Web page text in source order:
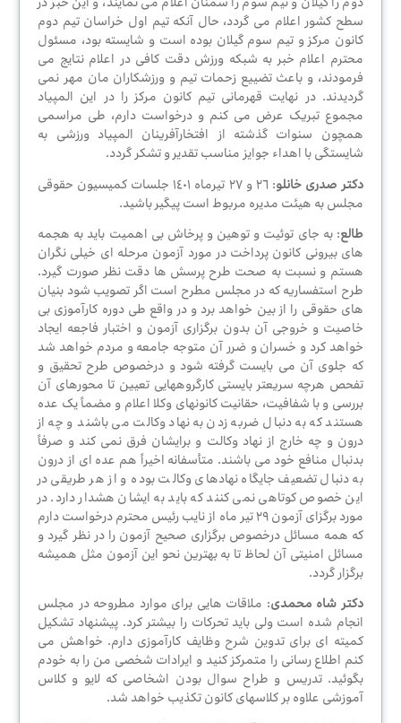
دوم را گیلان و تیم سوم را سمنان اعلام می نمایند، و این خبر در
سطح کشور اعلام می گردد، حال آنکه تیم اول خراسان تیم دوم
کانون مرکز و تیم سوم گیلان بوده است و شایسته بود، مسئول
محترم اعلام خبر به شبکه ورزش دقت کافی در اعلام نتایج می
فرمودند، و باعث تضییع زحمات تیم و ورزشکاران مان مهر نمی
گردیدند. در نهایت قهرمانی تیم کانون مرکز را در این المپیاد
مجموع تبریک عرض می کنم و درخواست دارم، طی مراسمی
همچون سنوات گذشته از افتخارآفرینان المپیاد ورزشی به
شایستگی با اهداء جوایز مناسب تقدیر و تشکر گردد.
دکتر صدری خانلو
: ٢٦ و ٢٧ تیرماه ١٤٠١ جلسات کمیسیون حقوقی
مجلس به هیئت مدیره مربوط است پیگیر باشید.
طالع: به جای توئیت و توهین و پرخاش بی اهمیت باید به هجمه
های بیرونی کانون پرداخت در مورد آزمون مرحله ای خیلی نگران
هستم و نسبت به صحت طرح پرسش ها دقت نظر صورت گیرد.
طرح استفساریه که در مجلس مطرح است اگر تصویب شود بنیان
های حقوقی را از بین خواهد برد و در واقع طی دوره کارآموزی بی
خاصیت و خروجی آن بدون برگزاری آزمون و اختبار فاجعه ایجاد
خواهد کرد و خسران و ضرر آن متوجه جامعه و مردم خواهد شد
که جلوی آن می بایست گرفته شود و درخصوص طرح تحقیق و
تفحص هرچه سریعتر بایستی کارگروههایی تعیین تا محورهای آن
بررسی و با شفافیت، حقانیت کانونهای وکلا اعلام و مضماً یک عده
هستند که به دنبال ضربه زدن به نهاد وکالت می باشند و چه از
درون و چه خارج از نهاد وکالت و برایشان فرق نمی کند و صرفاً
بدنبال منافع خود می باشند. متأسفانه اخیراً هم عده ای از درون
به دنبال تضعیف جایگاه نهادهای وکالت بوده و از هر طریقی در
این خصوص کوتاهی نمی کنند که باید به ایشان هشدار دارد. در
مورد برگزای آزمون ٢٩ تیر ماه از نایب رئیس محترم درخواست دارم
که همه مسائل درخصوص برگزاری صحیح آزمون را در نظر گیرد و
مسائل امنیتی آن لحاظ تا به بهترین نحو این آزمون مثل همیشه
برگزار گردد.
دکتر شاه محمدی: ملاقات هایی برای موارد مطروحه در مجلس
انجام شده است ولی باید تحرکات را بیشتر کرد. پیشنهاد تشکیل
کمیته ای برای تدوین شرح وظایف کارآموزی دارم. خواهش می
کنم اطلاع رسانی را متمرکز کنید و ایرادات شخصی من را به خودم
بگوئید. تدریس و طراح سوال بودن اشخاصی که لایو و کلاس
آموزشی علاوه بر کلاسهای کانون تکذیب خواهد شد.